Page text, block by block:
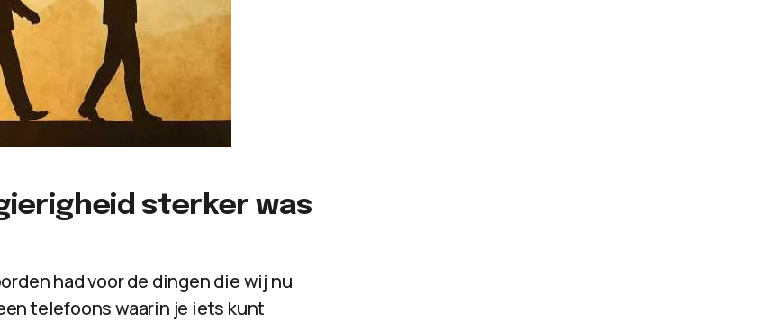
sterker was
had voor de dingen die wij nu
telefoons waarin je iets kunt